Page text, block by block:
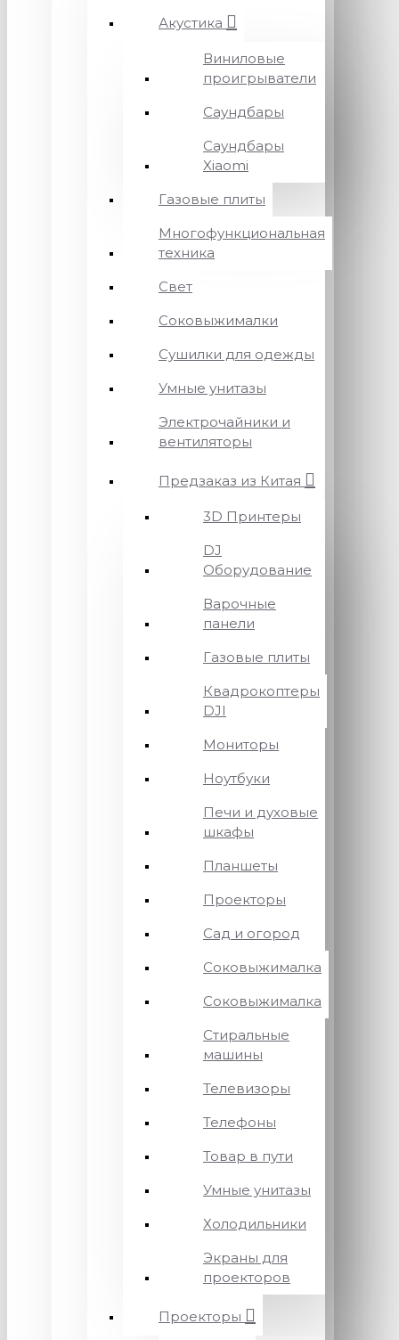
Акустика
Виниловые
проигрыватели
Саундбары
Саундбары
Xiaomi
Газовые плиты
Многофункциональная
техника
Свет
Соковыжималки
Сушилки для одежды
Умные унитазы
Электрочайники и
вентиляторы
Предзаказ из Китая
3D Принтеры
DJ
Оборудование
Варочные
панели
Газовые плиты
Квадрокоптеры
DJI
Мониторы
Ноутбуки
Печи и духовые
шкафы
Планшеты
Проекторы
Сад и огород
Соковыжималка
Соковыжималка
Стиральные
машины
Телевизоры
Телефоны
Товар в пути
Умные унитазы
Холодильники
Экраны для
проекторов
Проекторы